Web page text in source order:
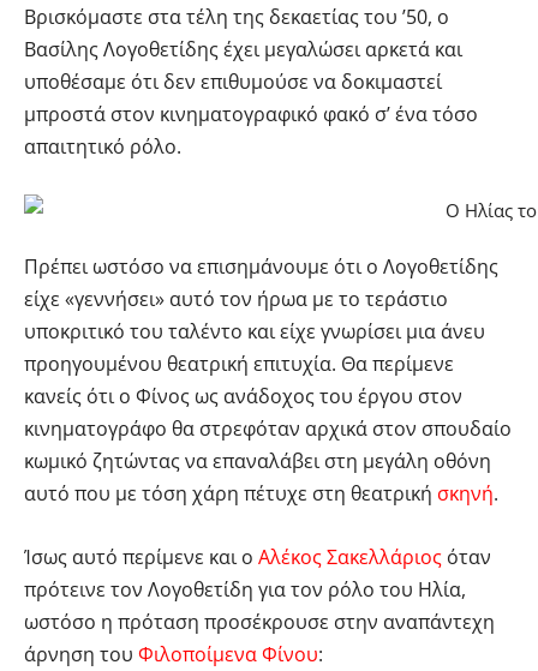
Βρισκόμαστε στα τέλη της δεκαετίας του ’50, ο
Βασίλης Λογοθετίδης έχει μεγαλώσει αρκετά και
υποθέσαμε ότι δεν επιθυμούσε να δοκιμαστεί
μπροστά στον κινηματογραφικό φακό σ’ ένα τόσο
απαιτητικό ρόλο.
Πρέπει ωστόσο να επισημάνουμε ότι ο Λογοθετίδης
είχε «γεννήσει» αυτό τον ήρωα με το τεράστιο
υποκριτικό του ταλέντο και είχε γνωρίσει μια άνευ
προηγουμένου θεατρική επιτυχία. Θα περίμενε
κανείς ότι ο Φίνος ως ανάδοχος του έργου στον
κινηματογράφο θα στρεφόταν αρχικά στον σπουδαίο
κωμικό ζητώντας να επαναλάβει στη μεγάλη οθόνη
αυτό που με τόση χάρη πέτυχε στη θεατρική σκηνή.
Ίσως αυτό περίμενε και ο Αλέκος Σακελλάριος όταν
πρότεινε τον Λογοθετίδη για τον ρόλο του Ηλία,
ωστόσο η πρόταση προσέκρουσε στην αναπάντεχη
άρνηση του Φιλοποίμενα Φίνου: